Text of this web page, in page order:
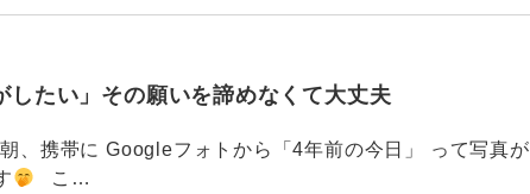
したい」その願いを諦めなくて大丈夫
携帯に Googleフォトから「4年前の今日」 って写真が
こ…